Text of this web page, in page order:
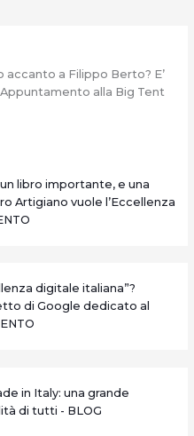
accanto a Filippo Berto? E’
Appuntamento alla Big Tent
libro importante, e una
Artigiano vuole l’Eccellenza
digitale italiana”?
di Google dedicato al
in Italy: una grande
di tutti - BLOG